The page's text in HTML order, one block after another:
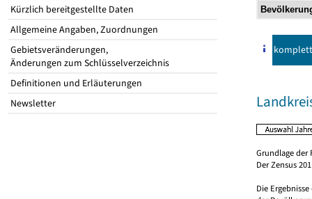
Kürzlich bereitgestellte Daten
Allgemeine Angaben, Zuordnungen
Gebietsveränderungen,
Änderungen zum Schlüsselverzeichnis
Definitionen und Erläuterungen
Newsletter
komplett
Grundlage der
Der Zensus
Die